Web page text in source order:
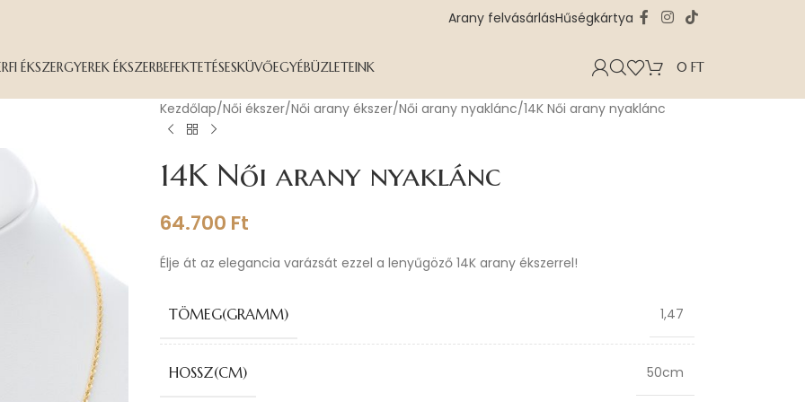
Arany felvásárlásHűségkártya
ÉKSZERGYEREK ÉKSZERBEFEKTETÉSESKÜVŐEGYÉBÜZLETEINK 0 FT
Kezdőlap Női ékszer Női arany ékszer Női arany nyaklánc 14K Női arany nyaklánc
14K Női arany nyaklánc
64.700 Ft
Élje át az elegancia varázsát ezzel a lenyűgöző 14K arany ékszerrel!
TÖMEG(GRAMM) 1,47
HOSSZ(CM) 50cm